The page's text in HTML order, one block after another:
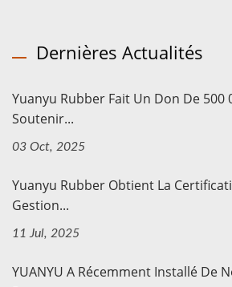
Dernières Actualités
Yuanyu Rubber Fait Un Don De 500
Soutenir...
03 Oct, 2025
Yuanyu Rubber Obtient La
Gestion...
11 Jul, 2025
YUANYU A Récemment Installé De